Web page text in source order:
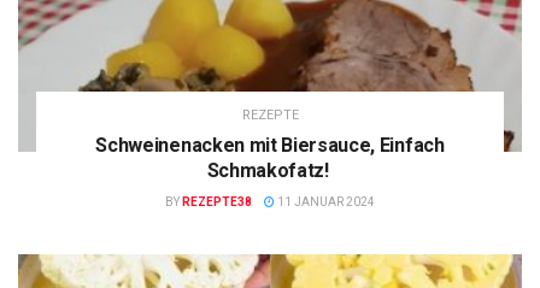
REZEPTE
Schweinenacken mit Biersauce, Einfach
Schmakofatz!
BY REZEPTE38 11 JANUAR 2024